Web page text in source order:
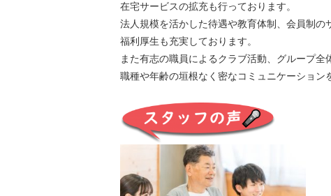
在宅サービスの拡充も行っております。
法人規模を活かした待遇や教育体制、会員制の
福利厚生も充実しております。
また有志の職員によるクラブ活動、グループ全
職種や年齢の垣根なく密なコミュニケーション